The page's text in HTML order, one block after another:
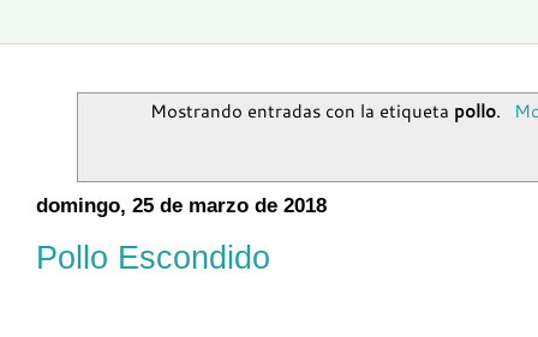
Mostrando entradas con la etiqueta pollo.
domingo, 25 de marzo de 2018
Pollo Escondido